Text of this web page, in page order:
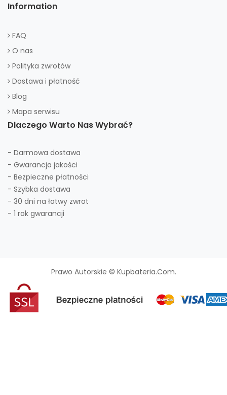
Information
FAQ
O nas
Polityka zwrotów
Dostawa i płatność
Blog
Mapa serwisu
Dlaczego Warto Nas Wybrać?
- Darmowa dostawa
- Gwarancja jakości
- Bezpieczne płatności
- Szybka dostawa
- 30 dni na łatwy zwrot
- 1 rok gwarancji
Prawo Autorskie © Kupbateria.com.